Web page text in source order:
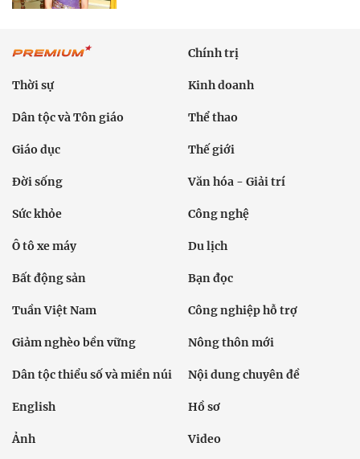
Chính trị
Thời sự Kinh doanh
Dân tộc và Tôn giáo Thể thao
Giáo dục Thế giới
Đời sống Văn hóa - Giải trí
Sức khỏe Công nghệ
Ô tô xe máy Du lịch
Bất động sản Bạn đọc
Tuần Việt Nam Công nghiệp hỗ trợ
Giảm nghèo bền vững Nông thôn mới
Dân tộc thiểu số và miền núi Nội dung chuyên đề
English Hồ sơ
Ảnh Video